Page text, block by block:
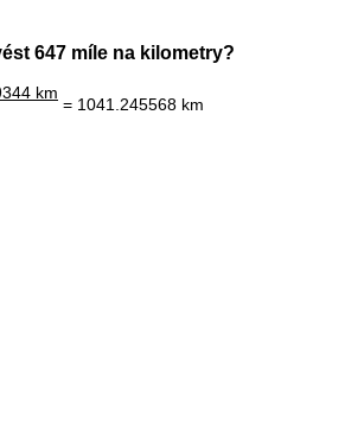
647 míle na kilometry?
km
= 1041.245568 km